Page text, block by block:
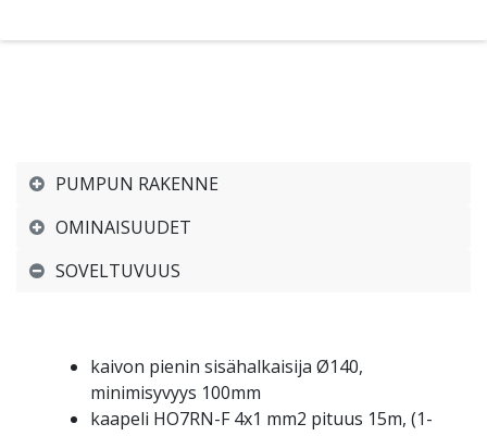
PUMPUN RAKENNE
OMINAISUUDET
SOVELTUVUUS
kaivon pienin sisähalkaisija Ø140,
minimisyvyys 100mm
kaapeli HO7RN-F 4x1 mm2 pituus 15m, (1-